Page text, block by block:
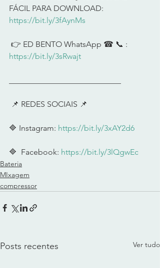
FÁCIL PARA DOWNLOAD:
https://bit.ly/3fAynMs
👉 ED BENTO WhatsApp ☎ 📞 :
https://bit.ly/3sRwajt
📌 REDES SOCIAIS 📌
🔷 Instagram: https://bit.ly/3xAY2d6
🔷  Facebook: https://bit.ly/3lQgwEc
Bateria
MIxagem
compressor
Posts recentes Ver tudo